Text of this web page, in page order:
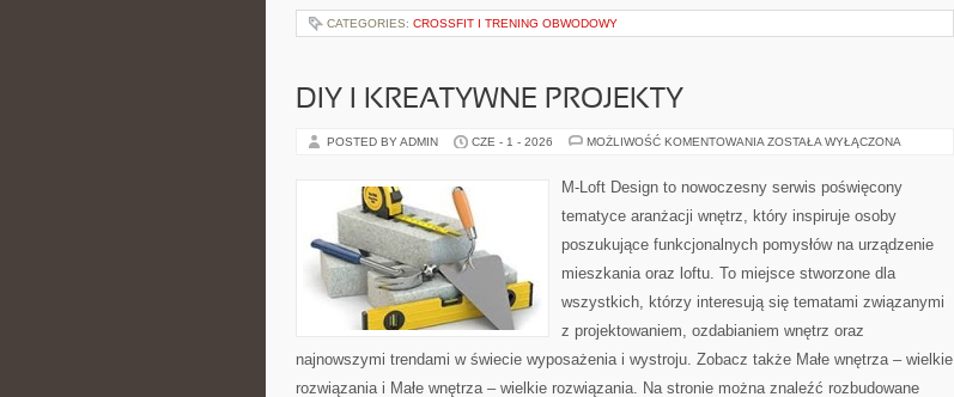
CATEGORIES: CROSSFIT I TRENING OBWODOWY
DIY I KREATYWNE PROJEKTY
POSTED BY ADMIN CZE - 1 - 2026 MOŻLIWOŚĆ KOMENTOWANIA DIY
PROJEKTY
ZOSTAŁA WYŁĄCZONA
M-Loft Design to nowoczesny serwis poświęcony
tematyce aranżacji wnętrz, który inspiruje osoby
poszukujące funkcjonalnych pomysłów na urządzenie
mieszkania oraz loftu. To miejsce stworzone dla
wszystkich, którzy interesują się tematami związanymi
z projektowaniem, ozdabianiem wnętrz oraz
najnowszymi trendami w świecie wyposażenia i wystroju. Zobacz także Małe wnętrza – wielkie
rozwiązania i Małe wnętrza – wielkie rozwiązania. Na stronie można znaleźć rozbudowane